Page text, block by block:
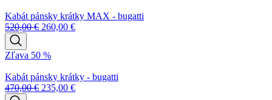
Kabát pánsky krátky MAX - bugatti
520,00€ 260,00 €
Zľava 50 %
Kabát pánsky krátky - bugatti
470,00€ 235,00 €